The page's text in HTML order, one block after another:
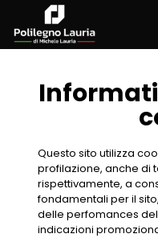
Questo sito utilizza
profilazione, anche di
rispettivamente, a
fondamentali per il
delle perfomances
indicazioni